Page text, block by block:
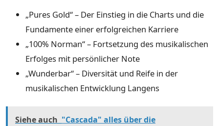
„Pures Gold“ – Der Einstieg in die Charts und die
Fundamente einer erfolgreichen Karriere
„100% Norman“ – Fortsetzung des musikalischen
Erfolges mit persönlicher Note
„Wunderbar“ – Diversität und Reife in der
musikalischen Entwicklung Langens
Siehe auch "Cascada" alles über die